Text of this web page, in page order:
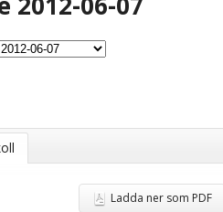
Ladda ner som PDF